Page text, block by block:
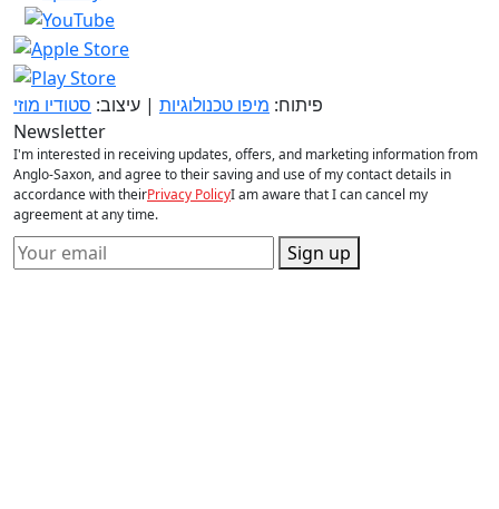
פיתוח: מיפו טכנולוגיות | עיצוב: סטודיו מוזי
Newsletter
I'm interested in receiving updates, offers, and marketing information from
Anglo-Saxon, and agree to their saving and use of my contact details in
accordance with theirPrivacy PolicyI am aware that I can cancel my
agreement at any time.
Sign up